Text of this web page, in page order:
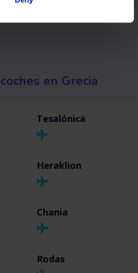
en Grecia
Tesalónica
Heraklion
Chania
Rodas